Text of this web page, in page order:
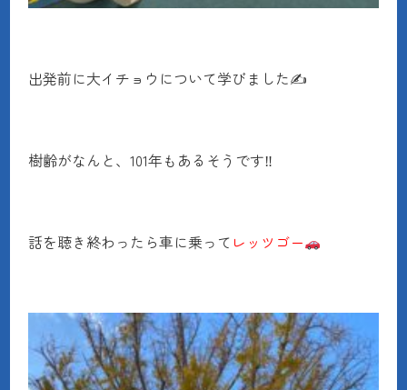
出発前に大イチョウについて学びました✍
樹齢がなんと、101年もあるそうです‼
話を聴き終わったら車に乗って レッツゴー